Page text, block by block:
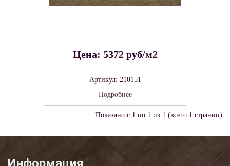
Цена: 5372 руб/м2
Артикул: 210151
Подробнее
Показано с 1 по 1 из 1 (всего 1 страниц)